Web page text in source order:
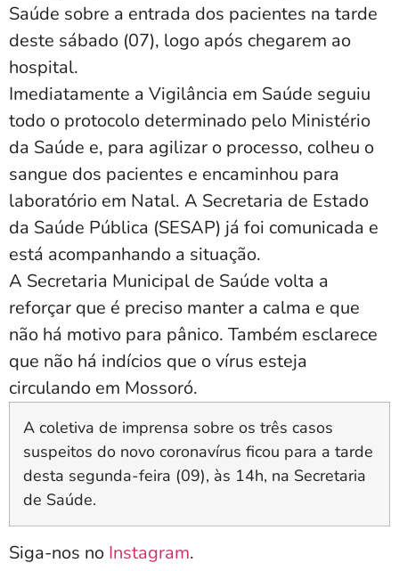
Saúde sobre a entrada dos pacientes na tarde
deste sábado (07), logo após chegarem ao
hospital.
Imediatamente a Vigilância em Saúde seguiu
todo o protocolo determinado pelo Ministério
da Saúde e, para agilizar o processo, colheu o
sangue dos pacientes e encaminhou para
laboratório em Natal. A Secretaria de Estado
da Saúde Pública (SESAP) já foi comunicada e
está acompanhando a situação.
A Secretaria Municipal de Saúde volta a
reforçar que é preciso manter a calma e que
não há motivo para pânico. Também esclarece
que não há indícios que o vírus esteja
circulando em Mossoró.
A coletiva de imprensa sobre os três casos
suspeitos do novo coronavírus ficou para a tarde
desta segunda-feira (09), às 14h, na Secretaria
de Saúde.
Siga-nos no Instagram.